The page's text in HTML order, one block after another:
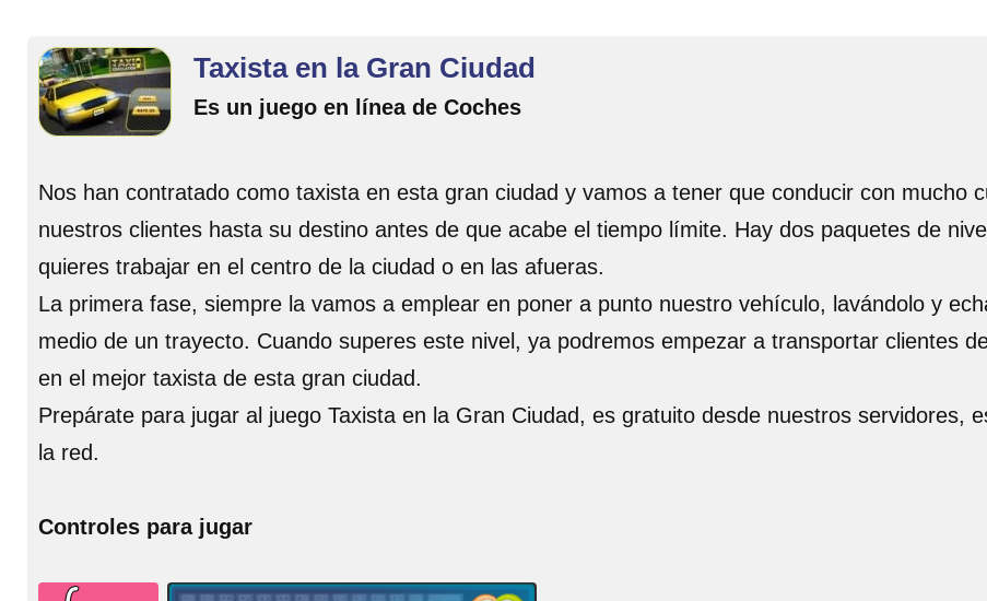
Taxista en la Gran Ciudad
Es un juego en línea de Coches
Nos han contratado como taxista en esta gran ciudad y vamos a tener que conducir con mucho
nuestros clientes hasta su destino antes de que acabe el tiempo límite. Hay dos paquetes de
quieres trabajar en el centro de la ciudad o en las afueras.
La primera fase, siempre la vamos a emplear en poner a punto nuestro vehículo, lavándolo y
medio de un trayecto. Cuando superes este nivel, ya podremos empezar a transportar clientes
en el mejor taxista de esta gran ciudad.
Prepárate para jugar al juego Taxista en la Gran Ciudad, es gratuito desde nuestros servidores,
la red.
Controles para jugar